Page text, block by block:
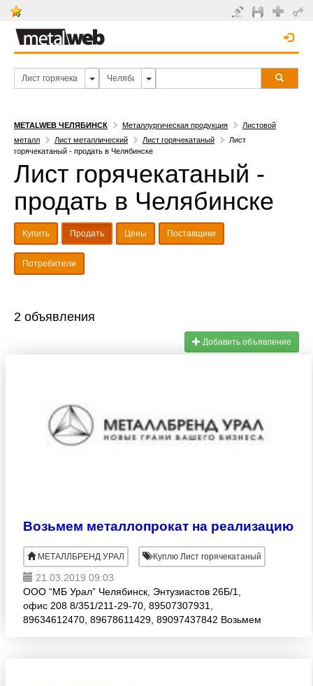
METALWEB ЧЕЛЯБИНСК Металлургическая продукция
Листовой
металл
Лист металлический Лист горячекатаный
Лист
горячекатаный - продать в Челябинске
Лист горячекатаный -
продать в Челябинске
Купить Продать Цены Поставщики
Потребители
2 объявления
Добавить объявление
Возьмем металлопрокат на реализацию
МЕТАЛЛБРЕНД УРАЛ Куплю Лист горячекатаный
21.03.2019 09:03
ООО “МБ Урал” Челябинск, Энтузиастов 26Б/1,
офис 208 8/351/211-29-70, 89507307931,
89634612470, 89678611429, 89097437842 Возьмем